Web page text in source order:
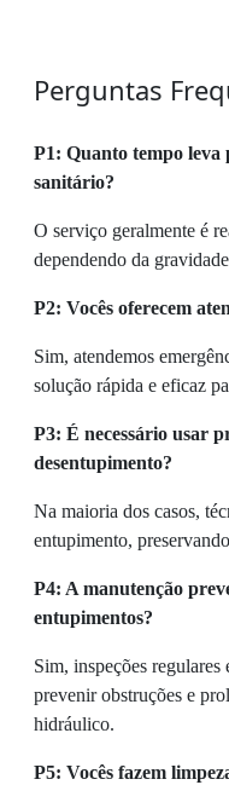
Perguntas
P1: Quanto tempo leva
sanitário?
O serviço geralmente é
dependendo da
P2: Vocês oferecem
Sim, atendemos
solução rápida e eficaz
P3: É necessário usar
desentupimento?
Na maioria dos casos,
entupimento,
P4: A manutenção
entupimentos?
Sim, inspeções
prevenir obstruções e
hidráulico.
P5: Vocês fazem